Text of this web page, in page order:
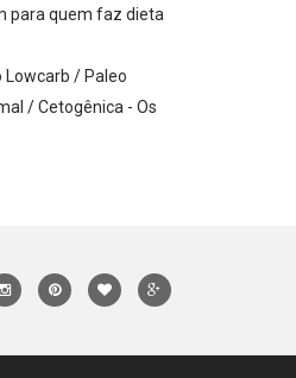
para quem faz dieta
Lowcarb / Paleo
/ Cetogênica - Os